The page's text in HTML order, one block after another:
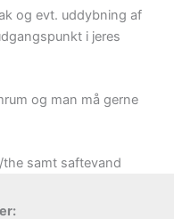
og evt. uddybning af
i jeres
og man må gerne
samt saftevand